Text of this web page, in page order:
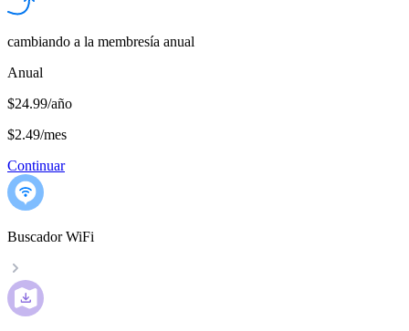
cambiando a la membresía anual
Anual
$24.99/año
$2.49/mes
Continuar
Buscador WiFi